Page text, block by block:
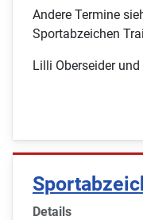
Andere Termine
Sportabzeichen
Lilli Oberseider
Details